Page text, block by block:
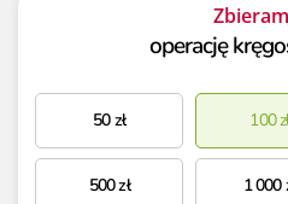
operację
50zł 100
500zł 1 000